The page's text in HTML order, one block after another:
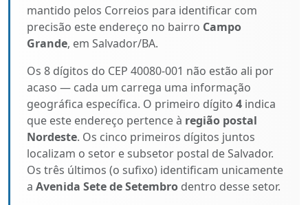
mantido pelos Correios para identificar com
precisão este endereço no bairro Campo
Grande, em Salvador/BA.
Os 8 dígitos do CEP 40080-001 não estão ali por
acaso — cada um carrega uma informação
geográfica específica. O primeiro dígito 4 indica
que este endereço pertence à região postal
Nordeste. Os cinco primeiros dígitos juntos
localizam o setor e subsetor postal de Salvador.
Os três últimos (o sufixo) identificam unicamente
a Avenida Sete de Setembro dentro desse setor.